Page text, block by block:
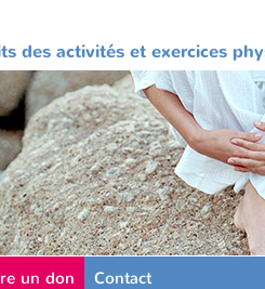
des activités et exercices
un don Contact